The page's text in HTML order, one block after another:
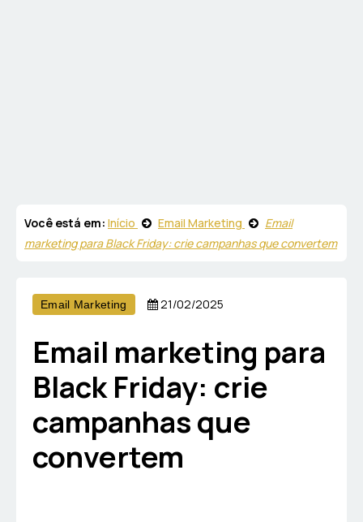
Você está em: Início Email Marketing
Email
marketing para Black Friday: crie campanhas que convertem
Email Marketing 21/02/2025
Email marketing para
Black Friday: crie
campanhas que
convertem